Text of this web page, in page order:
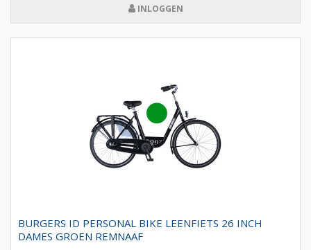
INLOGGEN
BURGERS ID PERSONAL BIKE LEENFIETS 26 INCH
DAMES GROEN REMNAAF